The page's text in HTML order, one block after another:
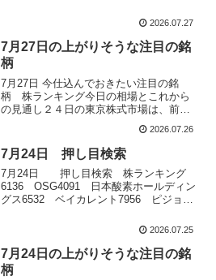
2026.07.27
7月27日の上がりそうな注目の銘
柄
7月27日 今仕込んでおきたい注目の銘
柄 株ランキング今日の相場とこれから
の見通し２４日の東京株式市場は、前日
株を中心に売りが膨らみ、日経平均株価
は前日比1,811円45銭安の6万4,611円15
銭、TOPIXも4日ぶりに反落しました。ア
ルファベットや...
2026.07.26
7月24日 押し目検索
7月24日 押し目検索 株ランキング
6136 OSG4091 日本酸素ホールディン
グス6532 ベイカレント7956 ピジョン
2026.07.25
7月24日の上がりそうな注目の銘
柄